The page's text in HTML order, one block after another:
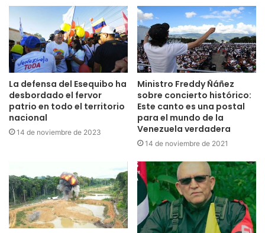
La defensa del Esequibo ha
desbordado el fervor
patrio en todo el territorio
nacional
14 de noviembre de 2023
Ministro Freddy Ñáñez
sobre concierto histórico:
Este canto es una postal
para el mundo de la
Venezuela verdadera
14 de noviembre de 2021